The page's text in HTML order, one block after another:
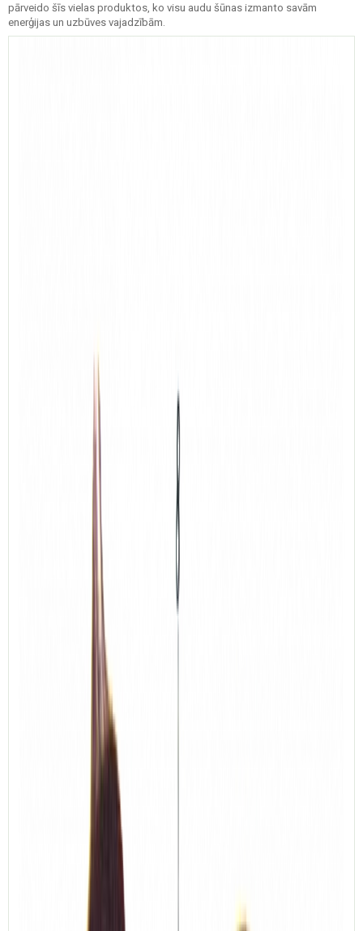
pārveido šīs vielas produktos, ko visu audu šūnas izmanto savām
enerģijas un uzbūves vajadzībām.